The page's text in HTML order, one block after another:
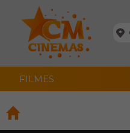
FILMES